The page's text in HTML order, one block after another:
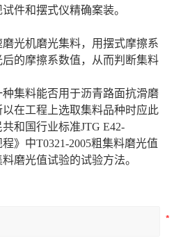
件和摆式仪精确案装。
光机磨光集料，用摆式摩擦系
的摩擦系数值，从而判断集料
集料能否用于沥青路面抗滑磨
在工程上选取集料品种时应此
和国行业标准JTG E42-
》中T0321-2005粗集料磨光值
磨光值试验的试验方法。